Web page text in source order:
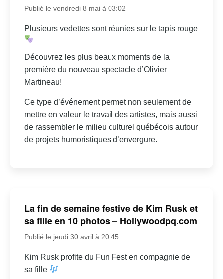
Publié le vendredi 8 mai à 03:02
Plusieurs vedettes sont réunies sur le tapis rouge
Découvrez les plus beaux moments de la
première du nouveau spectacle d’Olivier
Martineau!
Ce type d’événement permet non seulement de
mettre en valeur le travail des artistes, mais aussi
de rassembler le milieu culturel québécois autour
de projets humoristiques d’envergure.
La fin de semaine festive de Kim Rusk et
sa fille en 10 photos – Hollywoodpq.com
Publié le jeudi 30 avril à 20:45
Kim Rusk profite du Fun Fest en compagnie de
sa fille